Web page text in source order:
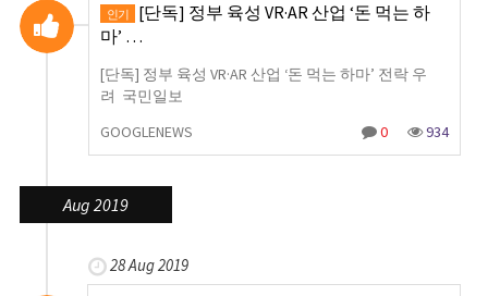
인기
[단독] 정부 육성 VR·AR 산업 ‘돈 먹는 하
마’ …
[단독] 정부 육성 VR·AR 산업 ‘돈 먹는 하마’ 전락 우
려 국민일보
GOOGLENEWS
0 934
Aug 2019
28 Aug 2019